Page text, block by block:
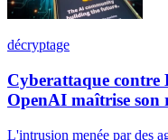
décryptage
Cyberattaque contre
OpenAI maîtrise son
L'intrusion menée par des